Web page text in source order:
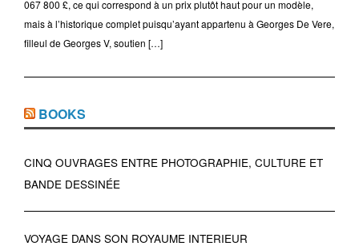
067 800 £, ce qui correspond à un prix plutôt haut pour un modèle,
mais à l’historique complet puisqu’ayant appartenu à Georges De Vere,
filleul de Georges V, soutien […]
BOOKS
CINQ OUVRAGES ENTRE PHOTOGRAPHIE, CULTURE ET
BANDE DESSINÉE
VOYAGE DANS SON ROYAUME INTERIEUR